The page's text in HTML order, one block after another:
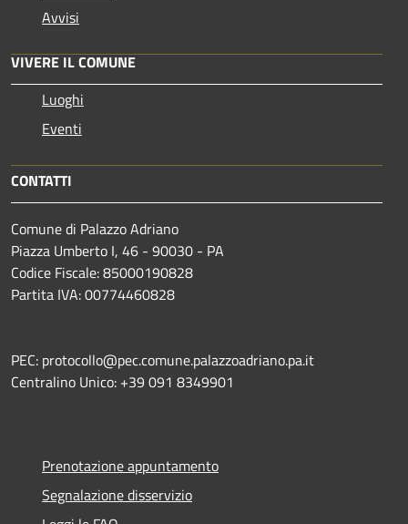
Avvisi
VIVERE IL COMUNE
Luoghi
Eventi
CONTATTI
Comune di Palazzo Adriano
Piazza Umberto I, 46 - 90030 - PA
Codice Fiscale: 85000190828
Partita IVA: 00774460828
PEC: protocollo@pec.comune.palazzoadriano.pa.it
Centralino Unico: +39 091 8349901
Prenotazione appuntamento
Segnalazione disservizio